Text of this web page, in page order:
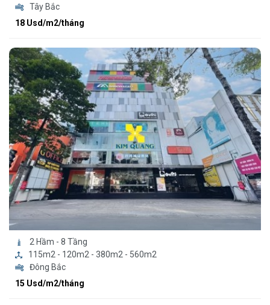
Tây Bắc
18 Usd/m2/tháng
2 Hầm - 8 Tầng
115m2 - 120m2 - 380m2 - 560m2
Đông Bắc
15 Usd/m2/tháng